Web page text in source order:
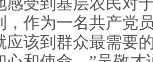
，作为一名共产党
应该到群众最需要